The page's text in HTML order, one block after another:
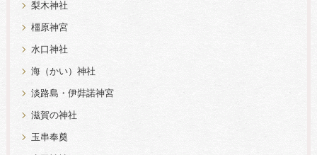
梨木神社
橿原神宮
水口神社
海（かい）神社
淡路島・伊弉諾神宮
滋賀の神社
玉串奉奠